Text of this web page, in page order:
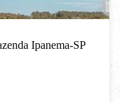
Ipanema-SP